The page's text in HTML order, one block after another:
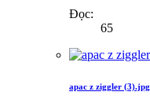
Đọc:
65
apac z ziggler (3).jpg